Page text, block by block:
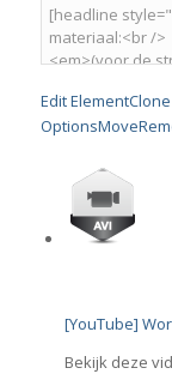
Edit Element
OptionsMove
[YouTube]
Bekijk deze